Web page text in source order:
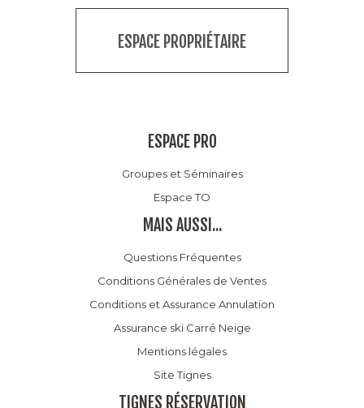
ESPACE PROPRIÉTAIRE
ESPACE PRO
Groupes et Séminaires
Espace TO
MAIS AUSSI...
Questions Fréquentes
Conditions Générales de Ventes
Conditions et Assurance Annulation
Assurance ski Carré Neige
Mentions légales
Site Tignes
TIGNES RÉSERVATION